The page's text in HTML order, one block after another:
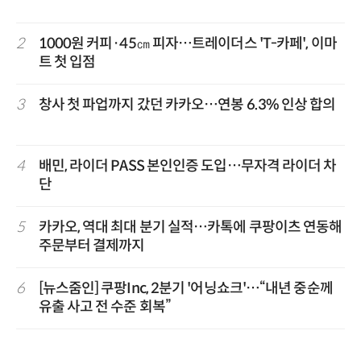
2
1000원 커피·45㎝ 피자…트레이더스 'T-카페', 이마
트 첫 입점
3 창사 첫 파업까지 갔던 카카오…연봉 6.3% 인상 합의
4
배민, 라이더 PASS 본인인증 도입…무자격 라이더 차
단
5
카카오, 역대 최대 분기 실적…카톡에 쿠팡이츠 연동해
주문부터 결제까지
6
[뉴스줌인] 쿠팡Inc, 2분기 '어닝쇼크'…“내년 중순께
유출 사고 전 수준 회복”